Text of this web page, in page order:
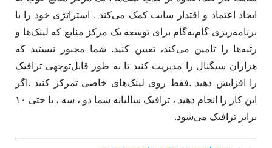
ایجاد اعتماد و اقتدار سایت کمک می‌کند . استراتژی خود را با
برنامه‌ریزی گام‌به‌گام برای توسعه یک مرکز منابع که لینک‌ها و
رتبه‌ها را تامین می‌کند، تعیین کنید. ​شما مجبور نیستید که
هزاران سیگنال را مدیریت کنید تا به طور قابل‌توجهی ترافیک
را افزایش دهید .فقط روی لینک‌های خاصی تمرکز کنید .اگر
این کار را انجام دهید ، ترافیک سالیانه شما دو ، سه ، یا حتی ۱۰
برابر ترافیک می‌شود.